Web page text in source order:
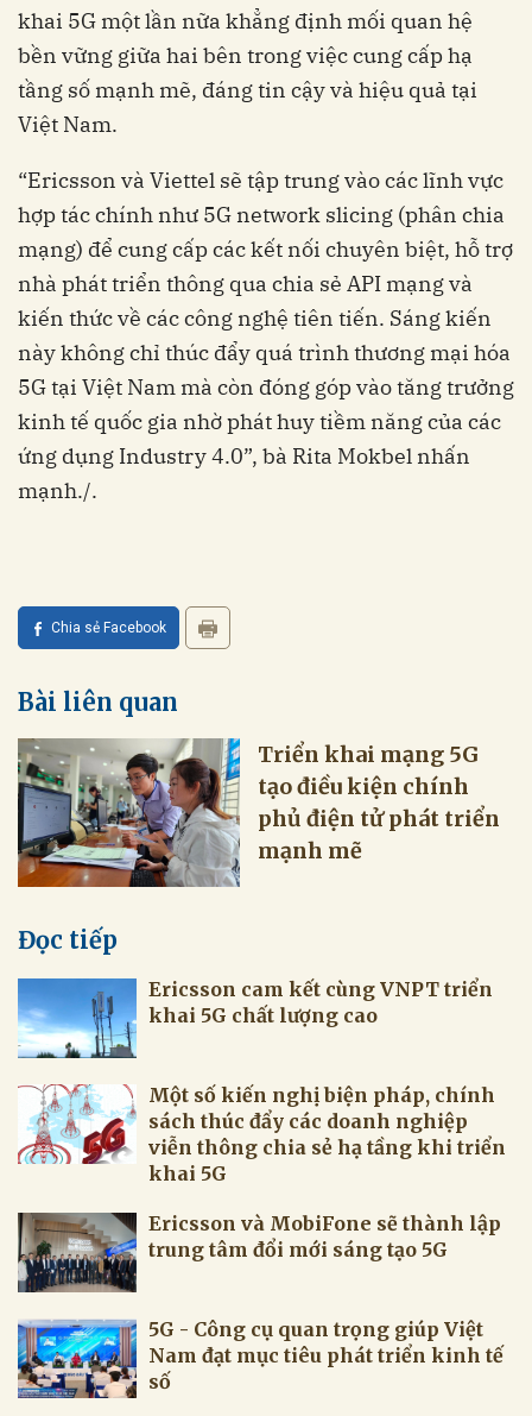
khai 5G một lần nữa khẳng định mối quan hệ
bền vững giữa hai bên trong việc cung cấp hạ
tầng số mạnh mẽ, đáng tin cậy và hiệu quả tại
Việt Nam.
“Ericsson và Viettel sẽ tập trung vào các lĩnh vực
hợp tác chính như 5G network slicing (phân chia
mạng) để cung cấp các kết nối chuyên biệt, hỗ trợ
nhà phát triển thông qua chia sẻ API mạng và
kiến thức về các công nghệ tiên tiến. Sáng kiến
này không chỉ thúc đẩy quá trình thương mại hóa
5G tại Việt Nam mà còn đóng góp vào tăng trưởng
kinh tế quốc gia nhờ phát huy tiềm năng của các
ứng dụng Industry 4.0”, bà Rita Mokbel nhấn
mạnh./.
Chia sẻ Facebook
Bài liên quan
Triển khai mạng 5G
tạo điều kiện chính
phủ điện tử phát triển
mạnh mẽ
Đọc tiếp
Ericsson cam kết cùng VNPT triển
khai 5G chất lượng cao
Một số kiến nghị biện pháp, chính
sách thúc đẩy các doanh nghiệp
viễn thông chia sẻ hạ tầng khi triển
khai 5G
Ericsson và MobiFone sẽ thành lập
trung tâm đổi mới sáng tạo 5G
5G - Công cụ quan trọng giúp Việt
Nam đạt mục tiêu phát triển kinh tế
số